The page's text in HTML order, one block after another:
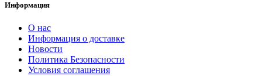
Информация
О нас
Информация о доставке
Новости
Политика Безопасности
Условия соглашения